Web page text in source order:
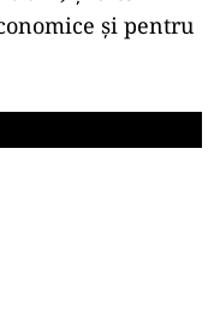
și pentru